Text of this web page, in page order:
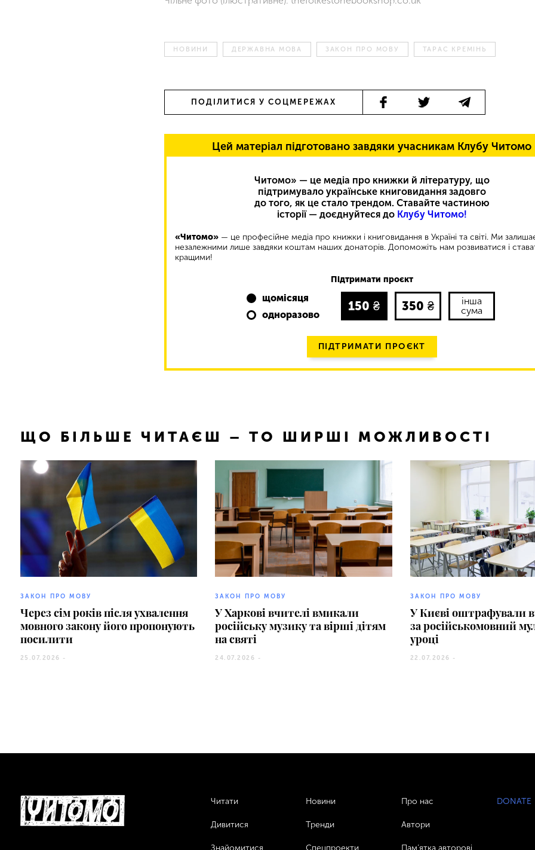
НОВИНИ ДЕРЖАВНА МОВА ЗАКОН ПРО МОВУ ТАРАС КРЕМІНЬ
ПОДІЛИТИСЯ У СОЦМЕРЕЖАХ
Цей матеріал підготовано завдяки учасникам Клубу Читомо
Читомо» — це медіа про книжки й літературу, що
підтримувало українське книговидання задовго
до того, як це стало трендом. Ставайте частиною
історії — доєднуйтеся до Клубу Читомо!
«Читомо» — це професійне медіа про книжки і книговидання в Україні та світі. Ми
незалежними лише завдяки коштам наших донаторів. Допоможіть нам розвиватися і
кращими!
Підтримати проєкт
щомісяця
одноразово
150 ₴ 350 ₴
інша
сума
ПІДТРИМАТИ ПРОЄКТ
ЩО БІЛЬШЕ ЧИТАЄШ – ТО ШИРШІ МОЖЛИВОСТІ
ЗАКОН ПРО МОВУ
Через сім років після ухвалення
мовного закону його пропонують
посилити
25.07.2026 -
ЗАКОН ПРО МОВУ
У Харкові вчителі вмикали
російську музику та вірші дітям
на святі
24.07.2026 -
ЗАКОН ПРО МОВУ
У Києві оштрафували
за російськомовний
уроці
22.07.2026 -
Читати
Дивитися
Знайомитися
Новини
Тренди
Спецпроекти
Про нас
Автори
Пам’ятка авторові
DONATE